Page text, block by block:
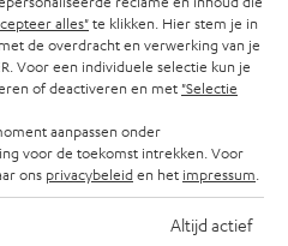
alles"te klikken. Hier stem je in
de overdracht en verwerking van je
Voor een individuele selectie kun je
of deactiveren en met "Selectie
aanpassen onder
voor de toekomst intrekken. Voor
ons privacybeleiden het impressum
Altijd actief